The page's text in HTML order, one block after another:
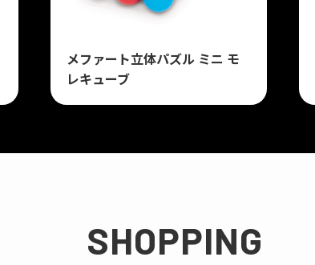
メファート立体パズル ミニ モ
レキューブ
SHOPPING